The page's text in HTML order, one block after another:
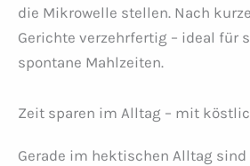
die Mikrowelle stellen. Nach
Gerichte verzehrfertig – ideal für
spontane Mahlzeiten.
Zeit sparen im Alltag – mit
Gerade im hektischen Alltag